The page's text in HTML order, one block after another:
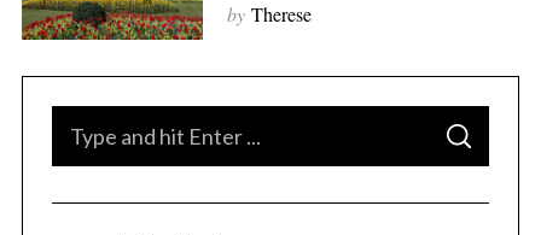
by Therese
S
A
C